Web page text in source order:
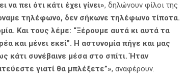
πει ότι κάτι έχει γίνει», δηλώνουν φίλοι της
τηλέφωνο, δεν σήκωνε τηλέφωνο τίποτα.
Και τους λέμε: “Ξέρουμε αυτά κι αυτά τα
και μένει εκεί”. Η αστυνομία πήγε και μας
κάτι συνέβαινε μέσα στο σπίτι. Ήταν
γιατί θα μπλέξετε”», αναφέρουν.